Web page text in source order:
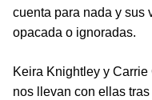
cuenta para nada y sus
opacada o ignoradas.
Keira Knightley y
nos llevan con ellas